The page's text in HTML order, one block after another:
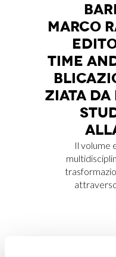
MAR­CO
TIME
ZIA­TA DA
Il volume